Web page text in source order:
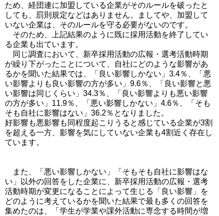
ため、経団連に加盟している企業がそのルールを破ったと
しても、罰則規定などはありません。ましてや、加盟して
いない企業は、そのルールを守る必要がないのです。
そのため、上記結果のように既に採用活動を終了してい
る企業も出ています。
同じ調査において、新卒採用活動の広報・選考活動時期
が繰り下がったことについて、自社にどのような影響があ
るかを聞いた結果では、「良い影響しかない」3.4％、「悪
い影響よりも良い影響の方が多い」9.6％、「良い影響と悪
い影響は同じくらい」34.3％、「良い影響よりも悪い影響
の方が多い」11.9％、「悪い影響しかない」4.6％、「そも
そも自社に影響はない」36.2％となりました。
好影響も悪影響も同程度起こりうると感じている企業が3割
を超える一方、影響を気にしていない企業も4割近く存在し
ています。
また、「悪い影響しかない」「そもそも自社に影響はな
い」以外の回答をした企業に、新卒採用活動の広報・選考
活動時期が変更になることによって生じる「良い影響」を
どのように考えているかを聞いた結果で最も多くの回答を
集めたのは、「学生が学業や課外活動に専念する時間が増